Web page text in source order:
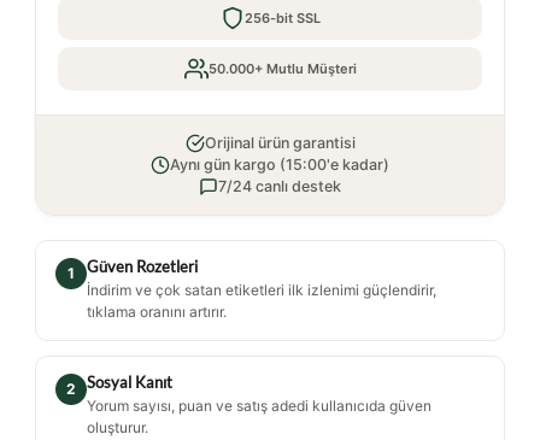
256-bit SSL
50.000+ Mutlu Müşteri
Orijinal ürün garantisi
Aynı gün kargo (15:00'e kadar)
7/24 canlı destek
1
Güven Rozetleri
İndirim ve çok satan etiketleri ilk izlenimi güçlendirir,
tıklama oranını artırır.
2
Sosyal Kanıt
Yorum sayısı, puan ve satış adedi kullanıcıda güven
oluşturur.